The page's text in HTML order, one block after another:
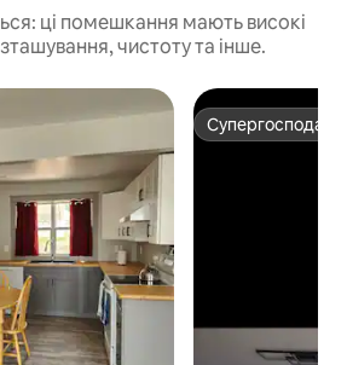
ці помешкання мають високі
чистоту та інше.
Супергосподар
Супергосподар